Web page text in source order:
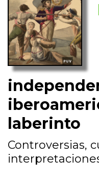
laberinto
Controversias,